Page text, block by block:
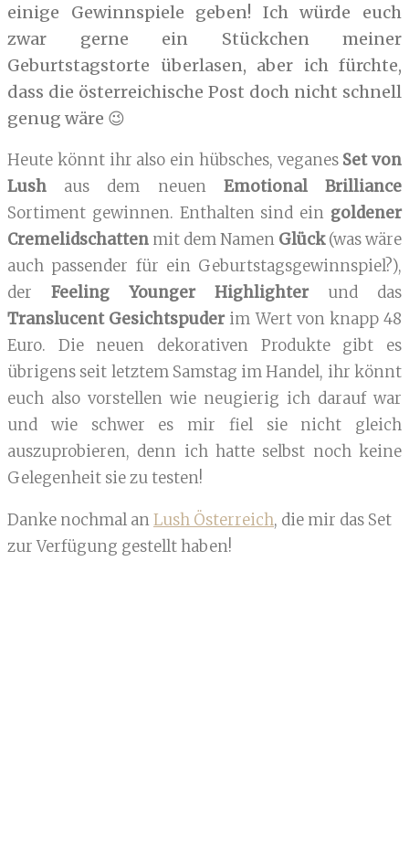
einige Gewinnspiele geben! Ich würde euch
zwar gerne ein Stückchen meiner
Geburtstagstorte überlasen, aber ich fürchte,
dass die österreichische Post doch nicht schnell
genug wäre 😉
Heute könnt ihr also ein hübsches, veganes Set von
Lush aus dem neuen Emotional Brilliance
Sortiment gewinnen. Enthalten sind ein goldener
Cremelidschatten mit dem Namen Glück(was wäre
auch passender für ein Geburtstagsgewinnspiel?),
der Feeling Younger Highlighterund das
Translucent Gesichtspuderim Wert von knapp 48
Euro. Die neuen dekorativen Produkte gibt es
übrigens seit letztem Samstag im Handel, ihr könnt
euch also vorstellen wie neugierig ich darauf war
und wie schwer es mir fiel sie nicht gleich
auszuprobieren, denn ich hatte selbst noch keine
Gelegenheit sie zu testen!
Danke nochmal anLush Österreich, die mir das Set
zur Verfügung gestellt haben!